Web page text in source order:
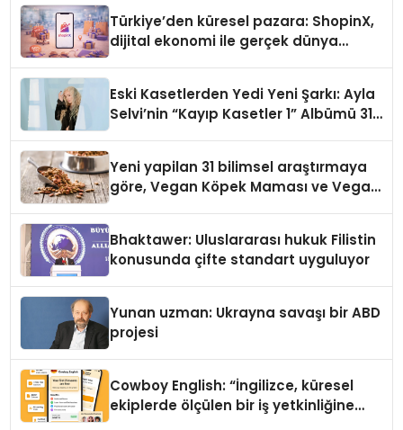
Türkiye’den küresel pazara: ShopinX,
dijital ekonomi ile gerçek dünya
Eski Kasetlerden Yedi Yeni Şarkı: Ayla
Selvi’nin “Kayıp Kasetler 1” Albümü 31
Yeni yapilan 31 bilimsel araştırmaya
göre, Vegan Köpek Maması ve Vegan
Bhaktawer: Uluslararası hukuk Filistin
konusunda çifte standart uyguluyor
Yunan uzman: Ukrayna savaşı bir ABD
projesi
Cowboy English: “İngilizce, küresel
ekiplerde ölçülen bir iş yetkinliğine